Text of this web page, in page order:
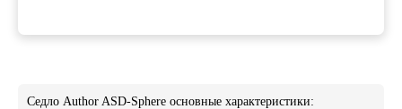
Седло Author ASD-Sphere основные характеристики: